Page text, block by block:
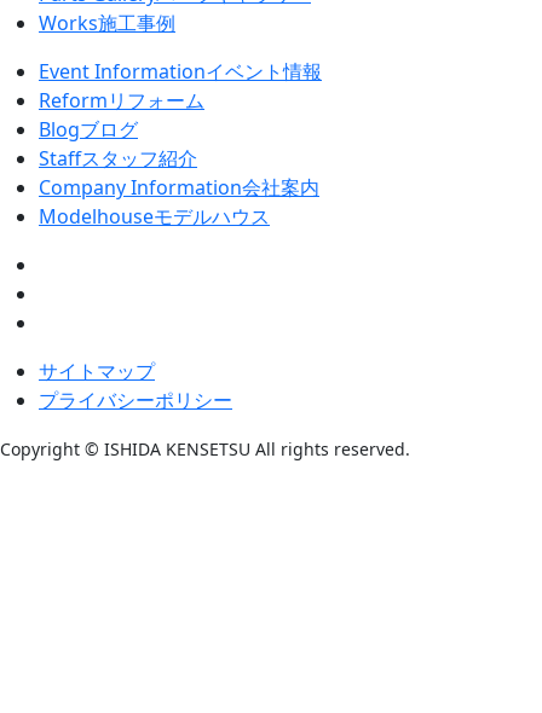
Works施工事例
Event Informationイベント情報
Reformリフォーム
Blogブログ
Staffスタッフ紹介
Company Information会社案内
Modelhouseモデルハウス
サイトマップ
プライバシーポリシー
Copyright © ISHIDA KENSETSU All rights reserved.